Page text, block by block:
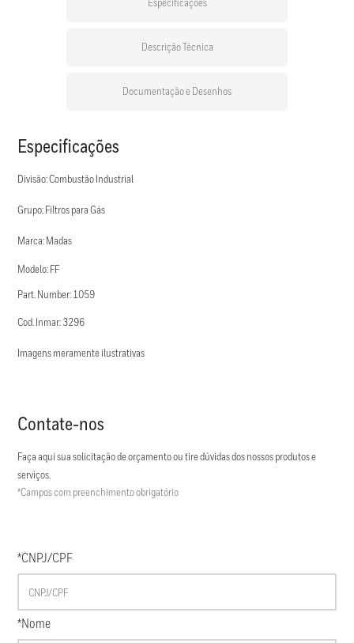
Especificações
Descrição Técnica
Documentação e Desenhos
Especificações
Divisão: Combustão Industrial
Grupo: Filtros para Gás
Marca: Madas
Modelo: FF
Part. Number: 1059
Cod. Inmar: 3296
Imagens meramente ilustrativas
Contate-nos
Faça aqui sua solicitação de orçamento ou tire dúvidas dos nossos produtos e
serviços.
*Campos com preenchimento obrigatório
*CNPJ/CPF
*Nome